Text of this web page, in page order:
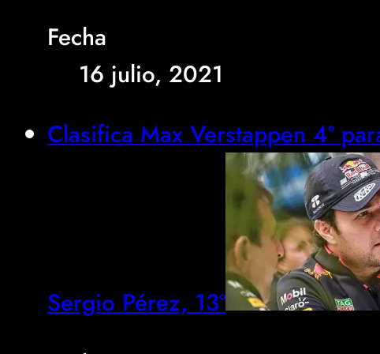
Fecha
16 julio, 2021
Clasifica Max Verstappen 4º
Sergio Pérez, 13º